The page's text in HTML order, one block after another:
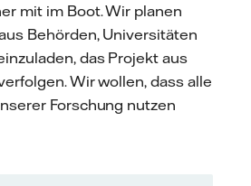
mit im Boot. Wir planen
Behörden, Universitäten
das Projekt aus
Wir wollen, dass alle
Forschung nutzen